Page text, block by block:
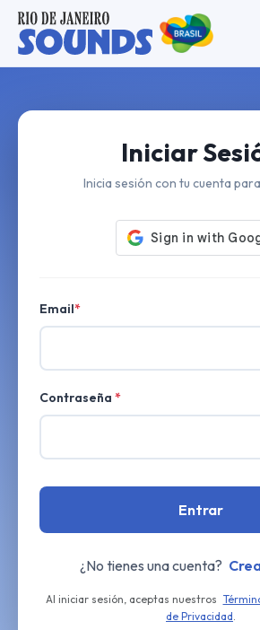
Iniciar
Inicia sesión con tu cuenta
Email*
Contraseña *
Entrar
¿No tienes una cuenta?
Al iniciar sesión, aceptas nuestros
de Privacidad